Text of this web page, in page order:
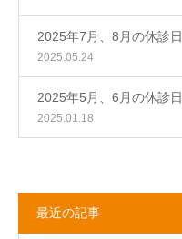
2025年7月、8月の休診日
2025.05.24
2025年5月、6月の休診日
2025.01.18
最近の記事